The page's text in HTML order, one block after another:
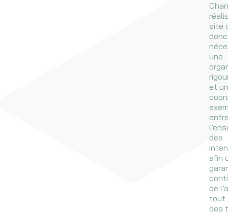
site
donc
une
et
entre
des
afin
de
tout
des